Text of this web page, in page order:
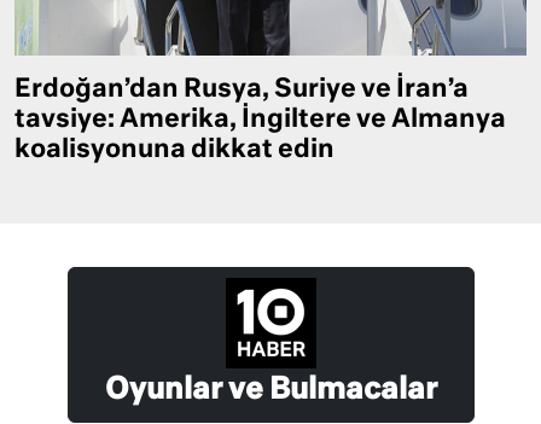
Erdoğan’dan Rusya, Suriye ve İran’a
tavsiye: Amerika, İngiltere ve Almanya
koalisyonuna dikkat edin
Oyunlar ve Bulmacalar